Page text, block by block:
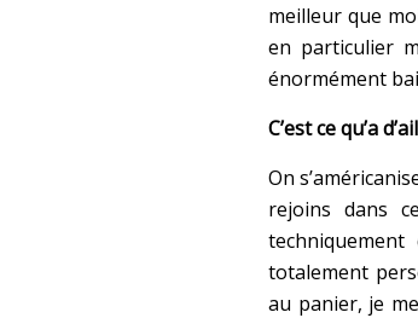
meilleur que
en particulier
énormément
C’est ce qu’a
On
rejoins dans
totalement
au panier, je